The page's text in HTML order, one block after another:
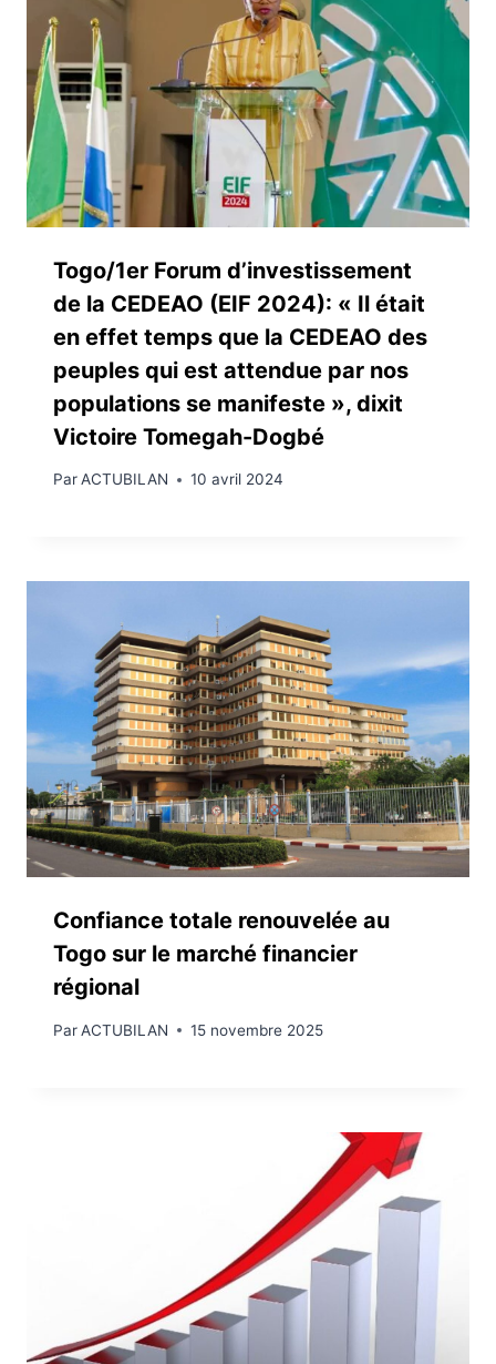
Togo/1er Forum d’investissement
de la CEDEAO (EIF 2024): « Il était
en effet temps que la CEDEAO des
peuples qui est attendue par nos
populations se manifeste », dixit
Victoire Tomegah-Dogbé
ParACTUBILAN 10 avril 2024
Confiance totale renouvelée au
Togo sur le marché financier
régional
ParACTUBILAN 15 novembre 2025